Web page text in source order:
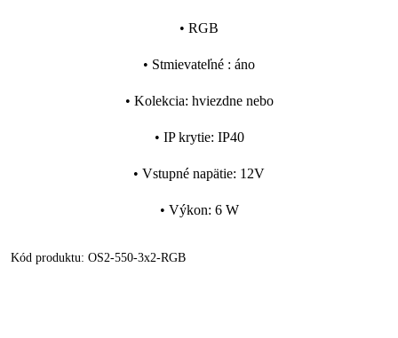
• RGB
• Stmievateľné : áno
• Kolekcia: hviezdne nebo
• IP krytie: IP40
• Vstupné napätie: 12V
• Výkon: 6 W
Kód produktu: OS2-550-3x2-RGB